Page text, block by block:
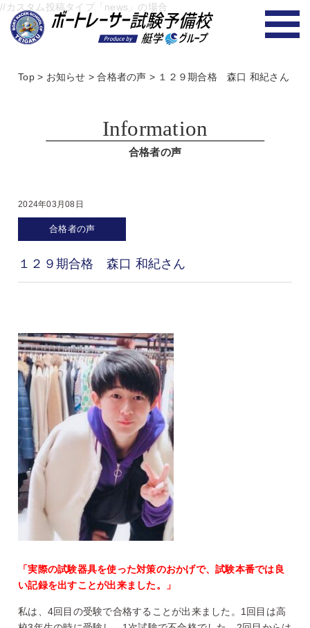
//カスタム投稿タイプ「news」の場合
Top> お知らせ >合格者の声 > １２９期合格 森口 和紀さん
Information
合格者の声
2024年03月08日
合格者の声
１２９期合格 森口 和紀さん
「実際の試験器具を使った対策のおかげで、試験本番では良
い記録を出すことが出来ました。」
私は、4回目の受験で合格することが出来ました。1回目は高